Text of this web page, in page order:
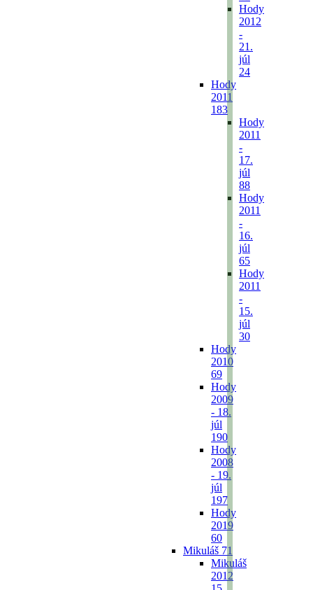
Hody
2012
-
21.
júl
24
Hody
2011
183
Hody
2011
-
17.
júl
88
Hody
2011
-
16.
júl
65
Hody
2011
-
15.
júl
30
Hody
2010
69
Hody
2009
- 18.
júl
190
Hody
2008
- 19.
júl
197
Hody
2019
60
Mikuláš 71
Mikuláš
2012